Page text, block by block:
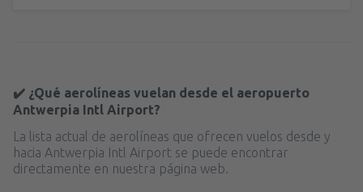
✔️ ¿Qué aerolíneas vuelan desde el aeropuerto
Antwerpia Intl Airport?
La lista actual de aerolíneas que ofrecen vuelos desde y
hacia Antwerpia Intl Airport se puede encontrar
directamente en nuestra página web.